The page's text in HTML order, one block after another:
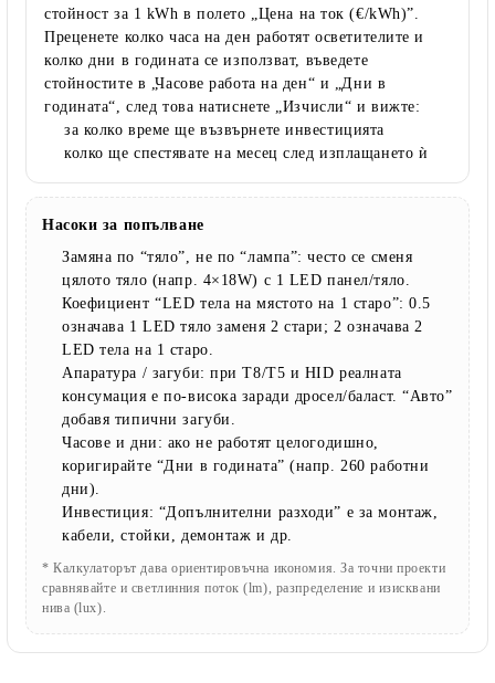
стойност за 1 kWh в полето „Цена на ток (€/kWh)”.
Преценете колко часа на ден работят осветителите и
колко дни в годината се използват, въведете
стойностите в „Часове работа на ден“ и „Дни в
годината“, след това натиснете „Изчисли“ и вижте:
за колко време ще възвърнете инвестицията
колко ще спестявате на месец след изплащането ѝ
Насоки за попълване
Замяна по “тяло”, не по “лампа”: често се сменя
цялото тяло (напр. 4×18W) с 1 LED панел/тяло.
Коефициент “LED тела на мястото на 1 старо”: 0.5
означава 1 LED тяло заменя 2 стари; 2 означава 2
LED тела на 1 старо.
Апаратура / загуби: при T8/T5 и HID реалната
консумация е по-висока заради дросел/баласт. “Авто”
добавя типични загуби.
Часове и дни: ако не работят целогодишно,
коригирайте “Дни в годината” (напр. 260 работни
дни).
Инвестиция: “Допълнителни разходи” е за монтаж,
кабели, стойки, демонтаж и др.
* Калкулаторът дава ориентировъчна икономия. За точни проекти
сравнявайте и светлинния поток (lm), разпределение и изисквани
нива (lux).